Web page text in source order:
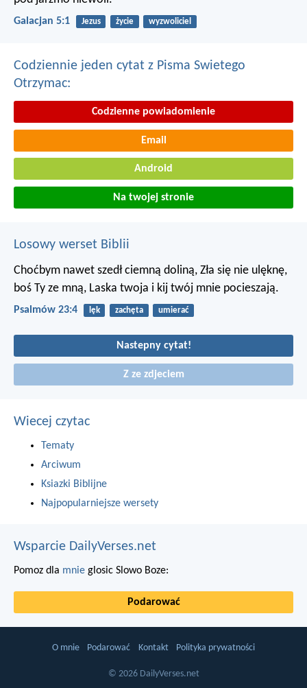
Galacjan 5:1 Jezus życie wyzwoliciel
Codziennie jeden cytat z Pisma Swietego
Otrzymac:
Codzienne powiadomienie
Email
Android
Na twojej stronie
Losowy werset Biblii
Choćbym nawet szedł ciemną doliną, Zła się nie ulęknę,
boś Ty ze mną, Laska twoja i kij twój mnie pocieszają.
Psalmów 23:4 lęk zachęta umierać
Nastepny cytat!
Z ze zdjeciem
Wiecej czytac
Tematy
Arciwum
Ksiazki Biblijne
Najpopularniejsze wersety
Wsparcie DailyVerses.net
Pomoz dla mnie glosic Slowo Boze:
Podarować
O mnie Podarować Kontakt Polityka prywatności
© 2026 DailyVerses.net